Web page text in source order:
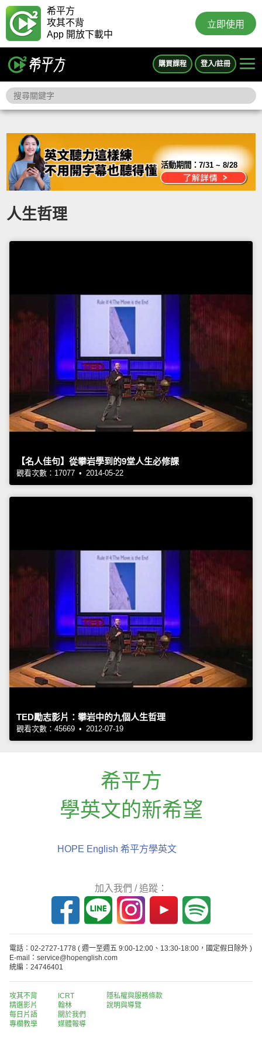
希平方
攻其不背
App 開放下載中
立即使用
購買課程 登入/註冊
活動期間：7/31 ~ 8/28
人生哲理
【名人佳句】從攀岩學到的9堂人生必修課
觀看次數：17077 • 2014-05-22
TED勵志影片：攀岩中的九個人生哲理
觀看次數：45669 • 2012-07-19
希平方
學英文的新希望
HOPE English 希平方學英文
加入我們 / 追蹤：
電話：02-2727-1778 ( 週一至週五 9:00-12:00、13:30-18:00，國定假日除外 )
E-mail：service@hopenglish.com
統編：24746401
攻其不背
精選影片
每日片語
專欄教學
ICRT
翰林
關於我們
媒體報導
隱私權與服務條款
說明與導覽